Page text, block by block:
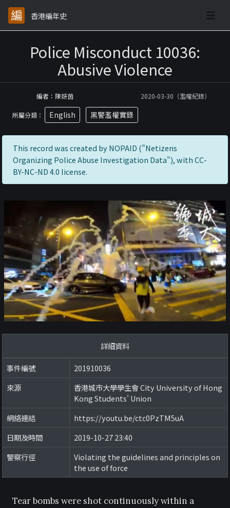
香港編年史
Police Misconduct 10036:
Abusive Violence
編者：陳妍茵 2020-03-30（濫權紀錄）
所屬分類： English 黑警濫權實錄
This record was created by NOPAID ("Netizens
Organizing Police Abuse Investigation Data"), with CC-
BY-NC-ND 4.0 license.
詳細資料
事件編號
201910036
來源
香港城市大學學生會 City University of Hong
Kong Students' Union
網絡連結
https://youtu.be/ctc0PzTM5uA
日期及時間
2019-10-27 23:40
警察行徑
Violating the guidelines and principles on
the use of force
Tear bombs were shot continuously within a